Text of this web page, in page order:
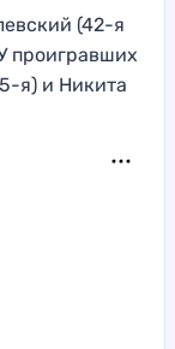
(42-я
проигравших
я) и Никита